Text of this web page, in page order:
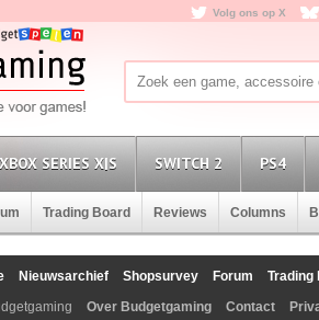
Volg ons op X
XBOX SERIES X|S SWITCH 2 PS4
Trading Board Reviews Columns
Nieuwsarchief Shopsurvey Forum Trading
Over Budgetgaming Contact